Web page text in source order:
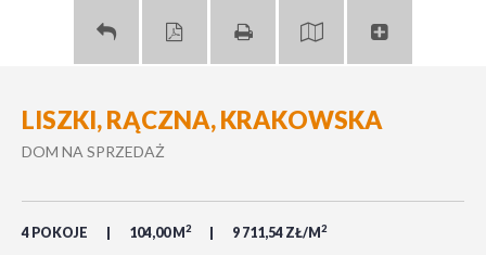
LISZKI, RĄCZNA, KRAKOWSKA
DOM NA SPRZEDAŻ
4 POKOJE 104,00 M 2 9 711,54 ZŁ/M 2